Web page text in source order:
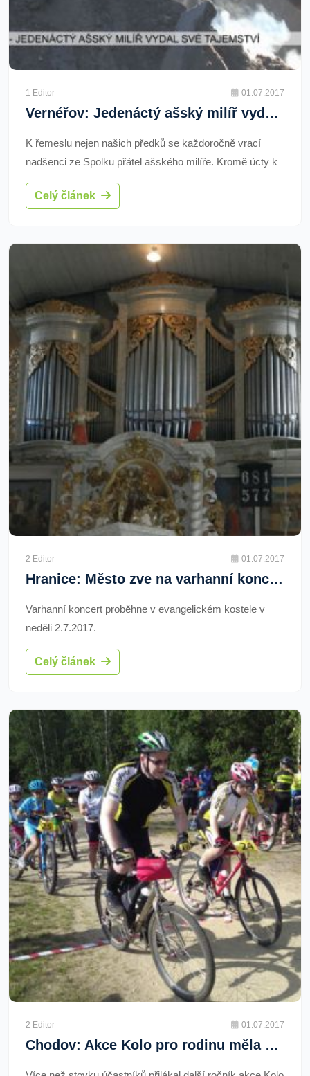
1 Editor 01.07.2017
Vernéřov: Jedenáctý ašský milíř vydal své tajemství (TV Západ)
K řemeslu nejen našich předků se každoročně vrací
nadšenci ze Spolku přátel ašského milíře. Kromě úcty k
tradicím má jejich činnost i pragmatický důvod. Prodejem
dřevěného uhlí si spolek zajišťuje část příjmů pro své
Celý článek
2 Editor 01.07.2017
Hranice: Město zve na varhanní koncert
Varhanní koncert proběhne v evangelickém kostele v
neděli 2.7.2017.
Celý článek
2 Editor 01.07.2017
Chodov: Akce Kolo pro rodinu měla opět velký úspěch